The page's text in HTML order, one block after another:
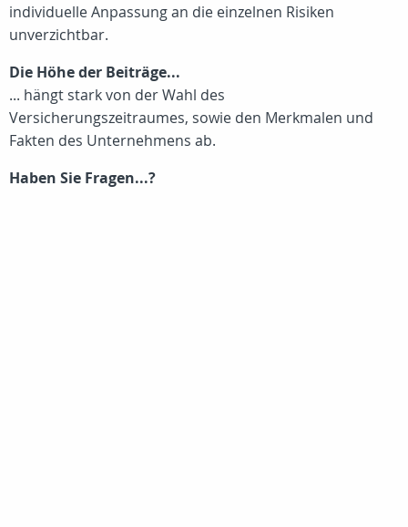
individuelle Anpassung an die einzelnen Risiken
unverzichtbar.
Die Höhe der Beiträge...
... hängt stark von der Wahl des
Versicherungszeitraumes, sowie den Merkmalen und
Fakten des Unternehmens ab.
Haben Sie Fragen...?